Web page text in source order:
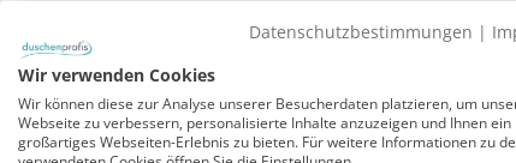
Eckdusche Falttür mit Festwand 100x90 &
Versandkosten sparen und im Set bestellen:
Rahmenlose Duschkabine komplett mit passender
Gratis dazu: WFS90-cr, superflacher
Datenschutzbestimmungen |
Wir verwenden Cookies
Wir können diese zur Analyse unserer Besucherdaten platzieren, um
Webseite zu verbessern, personalisierte Inhalte anzuzeigen und Ihnen ein
großartiges Webseiten-Erlebnis zu bieten. Für weitere Informationen zu